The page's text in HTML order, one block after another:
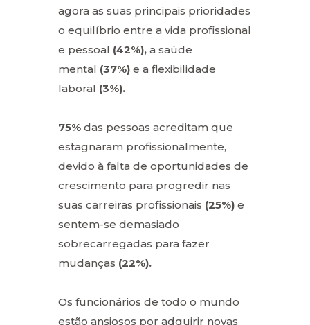
agora as suas principais prioridades
o equilíbrio entre a vida profissional
e pessoal (42%), a saúde
mental (37%) e a flexibilidade
laboral (3%).
75% das pessoas acreditam que
estagnaram profissionalmente,
devido à falta de oportunidades de
crescimento para progredir nas
suas carreiras profissionais (25%) e
sentem-se demasiado
sobrecarregadas para fazer
mudanças (22%).
Os funcionários de todo o mundo
estão ansiosos por adquirir novas